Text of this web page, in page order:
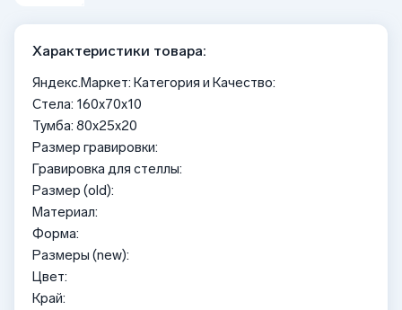
Характеристики товара:
Яндекс.Маркет: Категория и Качество:
Стела: 160x70x10
Тумба: 80x25x20
Размер гравировки:
Гравировка для стеллы:
Размер (old):
Материал:
Форма:
Размеры (new):
Цвет:
Край: